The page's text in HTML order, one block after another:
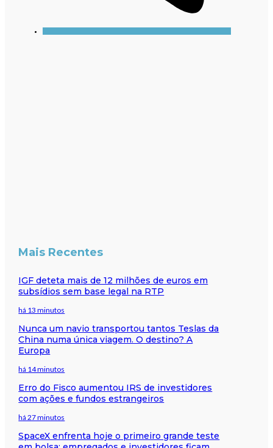
Mais Recentes
IGF deteta mais de 12 milhões de euros em
subsídios sem base legal na RTP
há 13 minutos
Nunca um navio transportou tantos Teslas da
China numa única viagem. O destino? A
Europa
há 14 minutos
Erro do Fisco aumentou IRS de investidores
com ações e fundos estrangeiros
há 27 minutos
SpaceX enfrenta hoje o primeiro grande teste